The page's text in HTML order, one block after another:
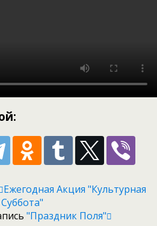
Ежегодная Акция "Культурная
Суббота"
"Праздник Поля"